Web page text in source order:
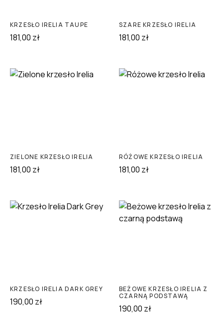
KRZESŁO IRELIA TAUPE
181,00 zł
SZARE KRZESŁO IRELIA
181,00 zł
ZIELONE KRZESŁO IRELIA
181,00 zł
RÓŻOWE KRZESŁO IRELIA
181,00 zł
KRZESŁO IRELIA DARK GREY
190,00 zł
BEŻOWE KRZESŁO IRELIA Z
CZARNĄ PODSTAWĄ
190,00 zł